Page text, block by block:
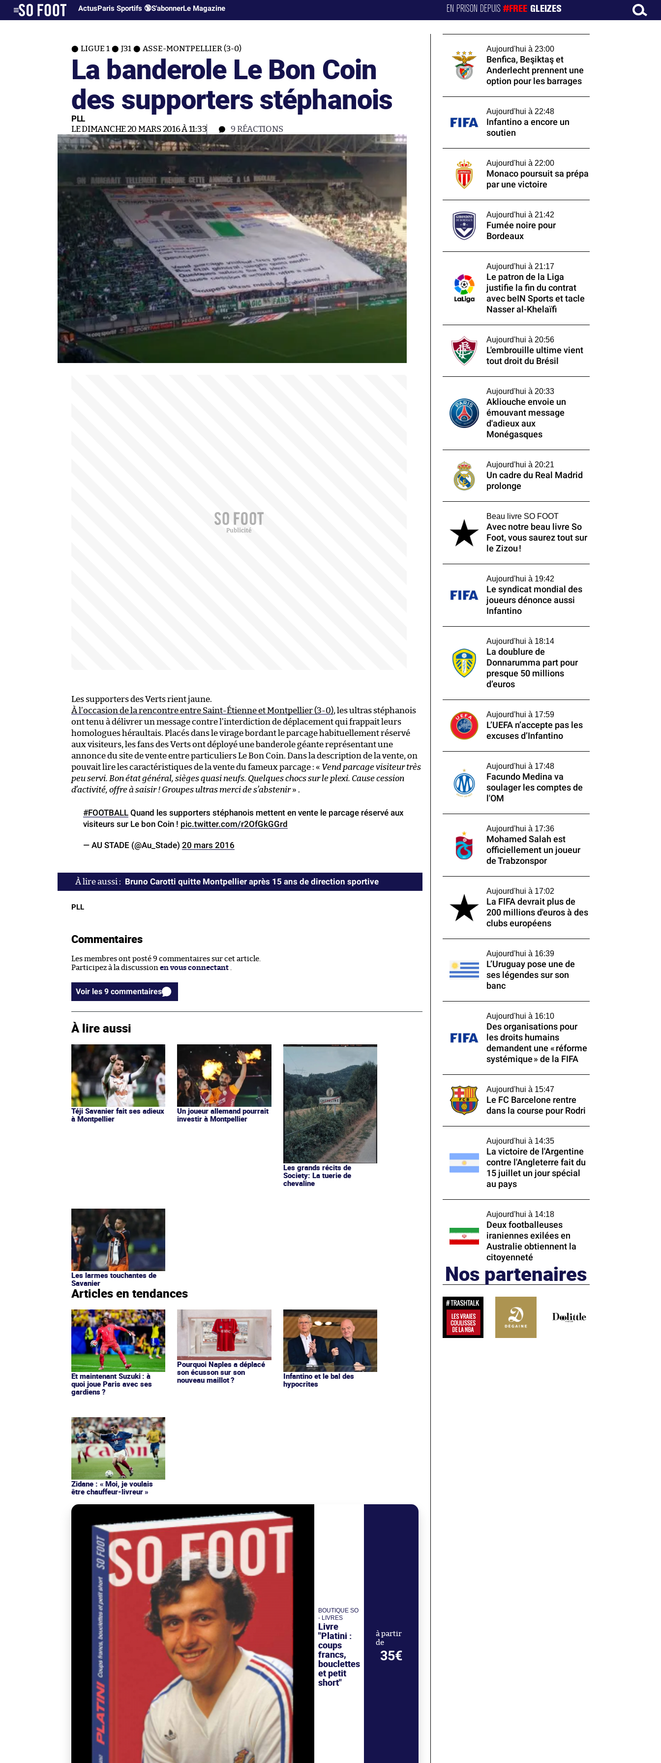
ActusParis Sportifs 🔞S'abonnerLe Magazine EN PRISON DEPUIS#FREE GLEIZES
LIGUE 1 J31 ASSE-MONTPELLIER (3-0)
La banderole Le Bon Coin
des supporters stéphanois
PLL
LE DIMANCHE 20 MARS 2016 À 11:33 9 RÉACTIONS
Les supporters des Verts rient jaune.
À l’occasion de la rencontre entre Saint-Étienne et Montpellier (3-0), les ultras stéphanois
ont tenu à délivrer un message contre l’interdiction de déplacement qui frappait leurs
homologues héraultais. Placés dans le virage bordant le parcage habituellement réservé
aux visiteurs, les fans des Verts ont déployé une banderole géante représentant une
annonce du site de vente entre particuliers Le Bon Coin. Dans la description de la vente, on
pouvait lire les caractéristiques de la vente du fameux parcage : « Vend parcage visiteur très
peu servi. Bon état général, sièges quasi neufs. Quelques chocs sur le plexi. Cause cession
d’activité, offre à saisir ! Groupes ultras merci de s’abstenir» .
#FOOTBALL Quand les supporters stéphanois mettent en vente le parcage réservé aux
visiteurs sur Le bon Coin ! pic.twitter.com/r2OfGkGGrd
— AU STADE (@Au_Stade) 20 mars 2016
Bruno Carotti quitte Montpellier après 15 ans de direction sportive
PLL
Commentaires
Les membres ont posté 9 commentaires sur cet article.
Participez à la discussion en vous connectant .
Voir les 9 commentaires
À lire aussi
Téji Savanier fait ses adieux
à Montpellier
Un joueur allemand pourrait
investir à Montpellier
Les grands récits de
Society: La tuerie de
chevaline
Les larmes touchantes de
Savanier
Articles en tendances
Et maintenant Suzuki : à
quoi joue Paris avec ses
gardiens ?
Pourquoi Naples a déplacé
son écusson sur son
nouveau maillot ?
Infantino et le bal des
hypocrites
Zidane : « Moi, je voulais
être chauffeur-livreur »
BOUTIQUE SO
- LIVRES
Livre
"Platini :
coups
francs,
bouclettes
et petit
short"
à partir
de
35€
Aujourd'hui à 23:00
Benfica, Beşiktaş et
Anderlecht prennent une
option pour les barrages
Aujourd'hui à 22:48
Infantino a encore un
soutien
Aujourd'hui à 22:00
Monaco poursuit sa prépa
par une victoire
Aujourd'hui à 21:42
Fumée noire pour
Bordeaux
Aujourd'hui à 21:17
Le patron de la Liga
justifie la fin du contrat
avec beIN Sports et tacle
Nasser al-Khelaïfi
Aujourd'hui à 20:56
L'embrouille ultime vient
tout droit du Brésil
Aujourd'hui à 20:33
Akliouche envoie un
émouvant message
d'adieux aux
Monégasques
Aujourd'hui à 20:21
Un cadre du Real Madrid
prolonge
Beau livre SO FOOT
Avec notre beau livre So
Foot, vous saurez tout sur
le Zizou !
Aujourd'hui à 19:42
Le syndicat mondial des
joueurs dénonce aussi
Infantino
Aujourd'hui à 18:14
La doublure de
Donnarumma part pour
presque 50 millions
d’euros
Aujourd'hui à 17:59
L’UEFA n’accepte pas les
excuses d’Infantino
Aujourd'hui à 17:48
Facundo Medina va
soulager les comptes de
l'OM
Aujourd'hui à 17:36
Mohamed Salah est
officiellement un joueur
de Trabzonspor
Aujourd'hui à 17:02
La FIFA devrait plus de
200 millions d'euros à des
clubs européens
Aujourd'hui à 16:39
L’Uruguay pose une de
ses légendes sur son
banc
Aujourd'hui à 16:10
Des organisations pour
les droits humains
demandent une « réforme
systémique » de la FIFA
Aujourd'hui à 15:47
Le FC Barcelone rentre
dans la course pour Rodri
Aujourd'hui à 14:35
La victoire de l'Argentine
contre l'Angleterre fait du
15 juillet un jour spécial
au pays
Aujourd'hui à 14:18
Deux footballeuses
iraniennes exilées en
Australie obtiennent la
citoyenneté
Nos partenaires